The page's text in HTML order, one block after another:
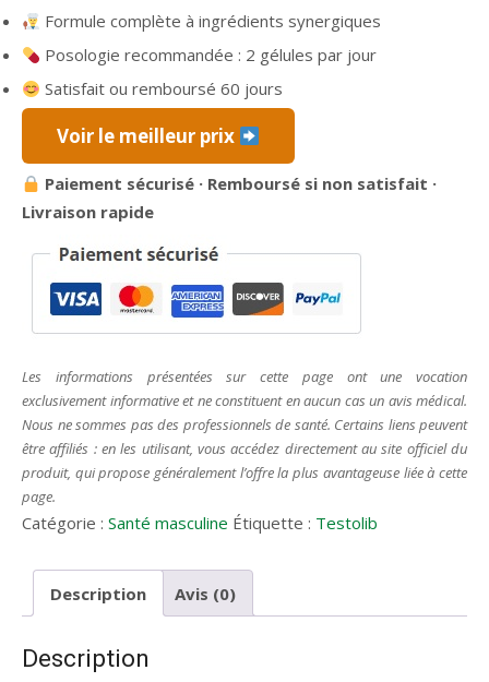
était :
54,90 €.
est :
36,65 €.
Formule complète à ingrédients synergiques
Posologie recommandée : 2 gélules par jour
Satisfait ou remboursé 60 jours
Voir le meilleur prix
Paiement sécurisé · Remboursé si non satisfait ·
Livraison rapide
Les informations présentées sur cette page ont une vocation
exclusivement informative et ne constituent en aucun cas un avis médical.
Nous ne sommes pas des professionnels de santé. Certains liens peuvent
être affiliés : en les utilisant, vous accédez directement au site officiel du
produit, qui propose généralement l’offre la plus avantageuse liée à cette
page.
Catégorie : Santé masculine Étiquette : Testolib
Description Avis (0)
Description